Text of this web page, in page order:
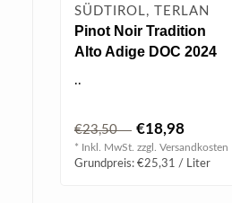
SÜDTIROL, TERLAN
Pinot Noir Tradition
Alto Adige DOC 2024
..
€23,50 €18,98
* Inkl. MwSt. zzgl. Versandkosten
Grundpreis: €25,31 / Liter